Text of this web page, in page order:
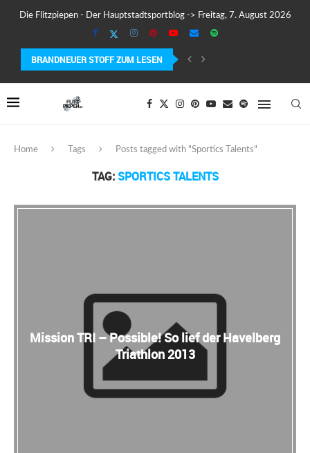
Die Flitzpiepen - Der Hauptstadtsportblog -> Freitag, 7. August 2026
BRANDNEUER STOFF ZUM LESEN
COROS PACE 4 IM TEST – LEICHT, SCHNELL...
Home Tags Posts tagged with "Sportics Talents"
TAG: SPORTICS TALENTS
Mission TRI – Possible! So lief der Havelberg
Triathlon 2013